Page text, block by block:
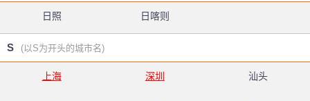
日照 日喀则
S (以S为开头的城市名)
上海 深圳 汕头